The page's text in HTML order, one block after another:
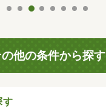
他の条件から探す
す